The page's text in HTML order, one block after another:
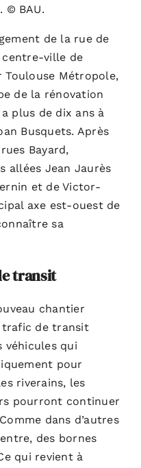
© BAU.
de la rue de
ville de
Toulouse Métropole,
de la rénovation
plus de dix ans à
Busquets. Après
Bayard,
allées Jean Jaurès
et de Victor-
axe est-ouest de
sa
transit
chantier
de transit
véhicules qui
pour
riverains, les
pourront continuer
dans d’autres
des bornes
qui revient à